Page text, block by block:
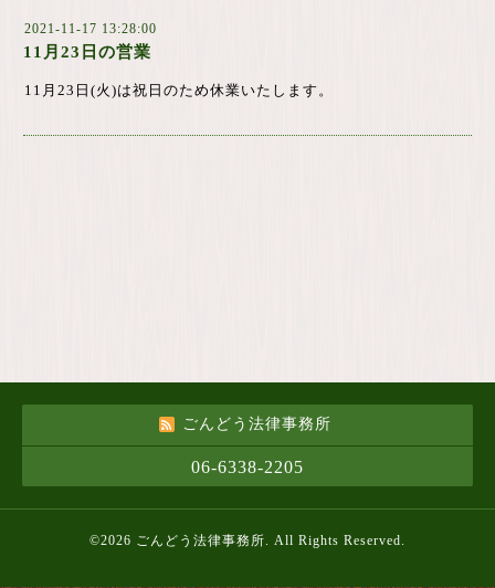
2021-11-17 13:28:00
11月23日の営業
11月23日(火)は祝日のため休業いたします。
ごんどう法律事務所
06-6338-2205
©2026 ごんどう法律事務所. All Rights Reserved.